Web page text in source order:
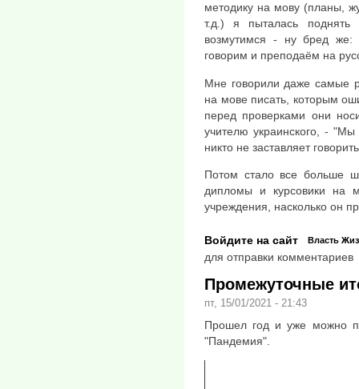
методику на мову (планы,
т.д.) я пыталась поднять
возмутимся - ну бред
говорим и преподаём на
Мне говорили даже самые
на мове писать, которым
перед проверками они
учителю украинского, -
никто не заставляет
Потом стало все больше
дипломы и курсовики на
учреждения, насколько он
Власть
Войдите на сайт
для отправки комментариев
Промежуточные
пт, 15/01/2021 - 21:43
Прошел год и уже можно
"Пандемия".